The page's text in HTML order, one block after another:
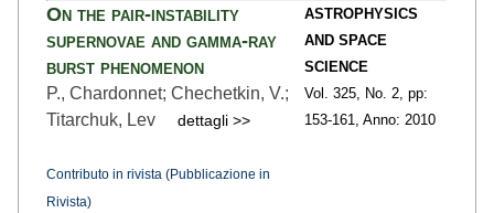
On the pair-instability
supernovae and gamma-ray
burst phenomenon
P., Chardonnet; Chechetkin, V.;
Titarchuk, Lev
dettagli >>
Contributo in rivista (Pubblicazione in
Rivista)
ASTROPHYSICS
AND SPACE
SCIENCE
Vol. 325,
No. 2, pp:
153-161, Anno: 2010